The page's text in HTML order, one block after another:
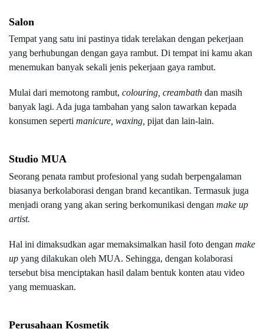
Salon
Tempat yang satu ini pastinya tidak terelakan dengan pekerjaan
yang berhubungan dengan gaya rambut. Di tempat ini kamu akan
menemukan banyak sekali jenis pekerjaan gaya rambut.
Mulai dari memotong rambut, colouring, creambath dan masih
banyak lagi. Ada juga tambahan yang salon tawarkan kepada
konsumen seperti manicure, waxing, pijat dan lain-lain.
Studio MUA
Seorang penata rambut profesional yang sudah berpengalaman
biasanya berkolaborasi dengan brand kecantikan. Termasuk juga
menjadi orang yang akan sering berkomunikasi dengan make up
artist.
Hal ini dimaksudkan agar memaksimalkan hasil foto dengan make
up yang dilakukan oleh MUA. Sehingga, dengan kolaborasi
tersebut bisa menciptakan hasil dalam bentuk konten atau video
yang memuaskan.
Perusahaan Kosmetik